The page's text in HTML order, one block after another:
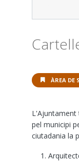
ÀREA DE
L'Ajuntament
pel municipi
ciutadania la